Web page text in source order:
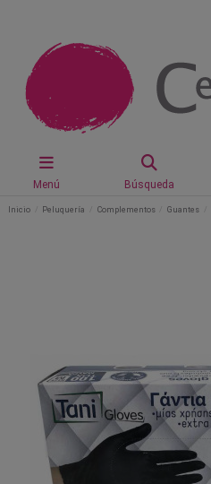
Menú Búsqueda
Inicio Peluquería Complementos Guantes